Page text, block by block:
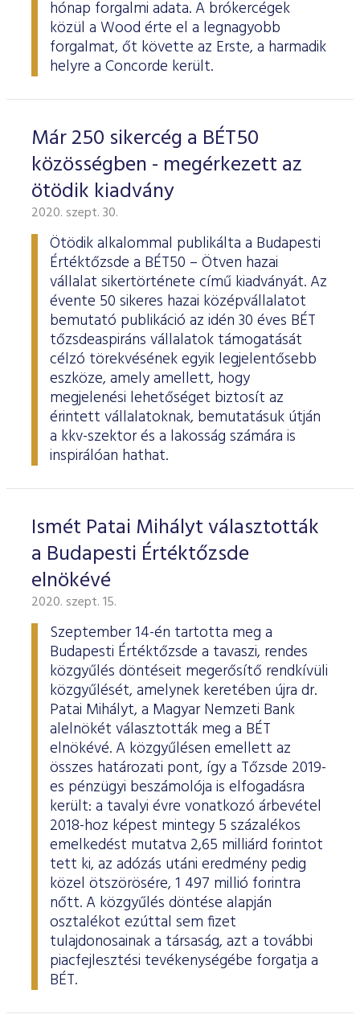
hónap forgalmi adata. A brókercégek
közül a Wood érte el a legnagyobb
forgalmat, őt követte az Erste, a harmadik
helyre a Concorde került.
Már 250 sikercég a BÉT50
közösségben - megérkezett az
ötödik kiadvány
2020. szept. 30.
Ötödik alkalommal publikálta a Budapesti
Értéktőzsde a BÉT50 – Ötven hazai
vállalat sikertörténete című kiadványát. Az
évente 50 sikeres hazai középvállalatot
bemutató publikáció az idén 30 éves BÉT
tőzsdeaspiráns vállalatok támogatását
célzó törekvésének egyik legjelentősebb
eszköze, amely amellett, hogy
megjelenési lehetőséget biztosít az
érintett vállalatoknak, bemutatásuk útján
a kkv-szektor és a lakosság számára is
inspirálóan hathat.
Ismét Patai Mihályt választották
a Budapesti Értéktőzsde
elnökévé
2020. szept. 15.
Szeptember 14-én tartotta meg a
Budapesti Értéktőzsde a tavaszi, rendes
közgyűlés döntéseit megerősítő rendkívüli
közgyűlését, amelynek keretében újra dr.
Patai Mihályt, a Magyar Nemzeti Bank
alelnökét választották meg a BÉT
elnökévé. A közgyűlésen emellett az
összes határozati pont, így a Tőzsde 2019-
es pénzügyi beszámolója is elfogadásra
került: a tavalyi évre vonatkozó árbevétel
2018-hoz képest mintegy 5 százalékos
emelkedést mutatva 2,65 milliárd forintot
tett ki, az adózás utáni eredmény pedig
közel ötszörösére, 1 497 millió forintra
nőtt. A közgyűlés döntése alapján
osztalékot ezúttal sem fizet
tulajdonosainak a társaság, azt a további
piacfejlesztési tevékenységébe forgatja a
BÉT.